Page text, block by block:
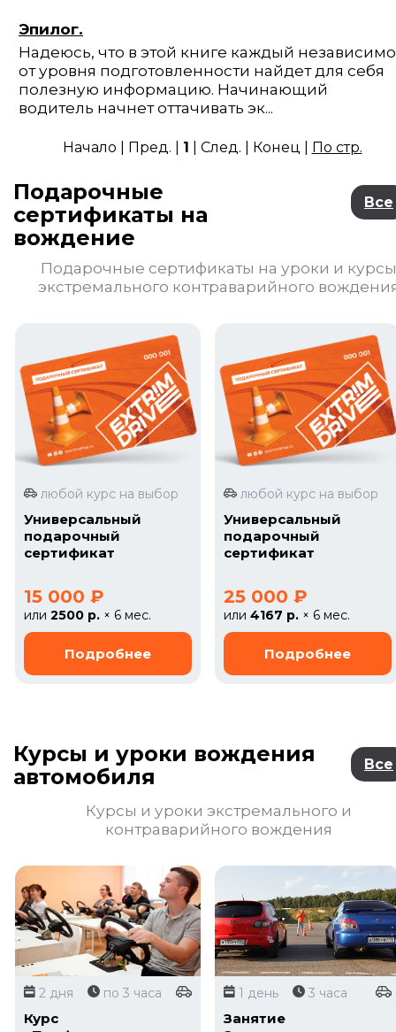
Эпилог.
Надеюсь, что в этой книге каждый независимо
от уровня подготовленно­сти найдет для себя
полезную информацию. Начинающий
водитель начнет от­тачивать эк...
Начало | Пред. | 1 | След. | Конец | По стр.
Подарочные
сертификаты на
вождение
Все
Подарочные сертификаты на уроки и курсы
экстремального контраварийного
любой курс на выбор
Универсальный
подарочный
сертификат
15 000 ₽
или2500 р. × 6 мес.
любой курс на выбор
Универсальный
подарочный
сертификат
25 000 ₽
или4167 р. × 6 мес.
Курсы и уроки вождения
автомобиля
Все
Курсы и уроки экстремального и
контраварийного вождения
2 дня по 3 часа
Курс
1 день 3 часа
Занятие